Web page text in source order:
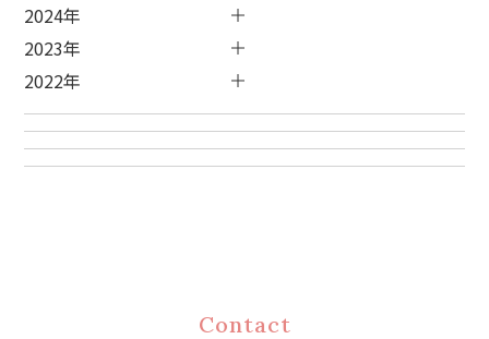
2024年
2023年
2022年
Contact